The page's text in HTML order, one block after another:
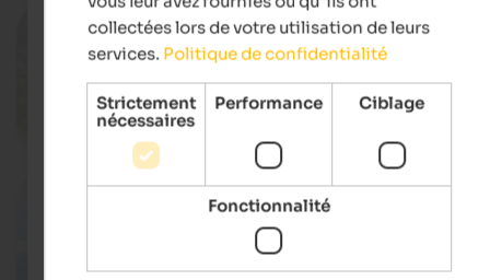
20.08.2026
Garden Nights
Gardens of Trauttmansdorff Castle,
10.08.2026, 17.08.2026, …
Tyrolean Sunset
Village centre, Dorf Tirol
collectées lors de votre utilisation de leurs
services. Politique de confidentialité
Strictement
nécessaires
Performance Ciblage
Fonctionnalité